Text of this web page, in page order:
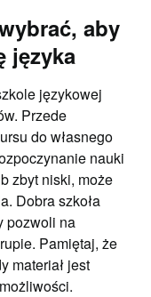
aby
języka
językowej
Przede
do własnego
nauki
zbyt niski, może
Dobra szkoła
pozwoli na
Pamiętaj, że
materiał jest